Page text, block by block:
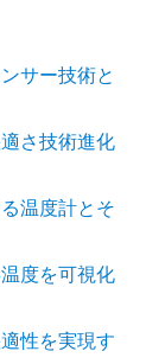
サー技術と
さ技術進化
温度計とそ
度を可視化
性を実現す